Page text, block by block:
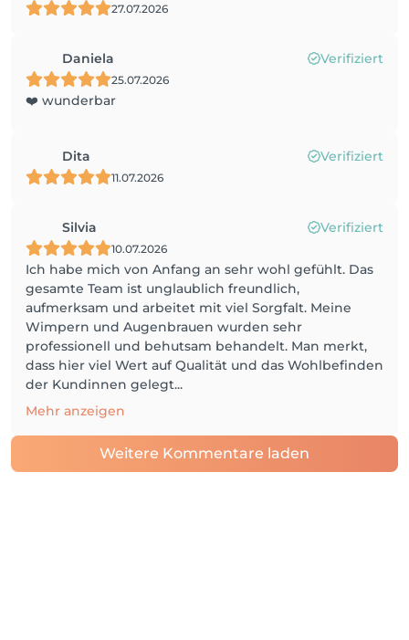
27.07.2026
Daniela Verifiziert
25.07.2026
❤️ wunderbar
Dita Verifiziert
11.07.2026
Silvia Verifiziert
10.07.2026
Ich habe mich von Anfang an sehr wohl gefühlt. Das
gesamte Team ist unglaublich freundlich,
aufmerksam und arbeitet mit viel Sorgfalt. Meine
Wimpern und Augenbrauen wurden sehr
professionell und behutsam behandelt. Man merkt,
dass hier viel Wert auf Qualität und das Wohlbefinden
der Kundinnen gelegt...
Mehr anzeigen
Weitere Kommentare laden